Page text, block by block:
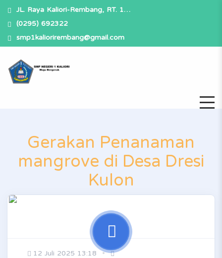
JL. Raya Kaliori-Rembang, RT. 1…
(0295) 692322
smp1kaliorirembang@gmail.com
Gerakan Penanaman
mangrove di Desa Dresi
Kulon
12 Juli 2025 13:18